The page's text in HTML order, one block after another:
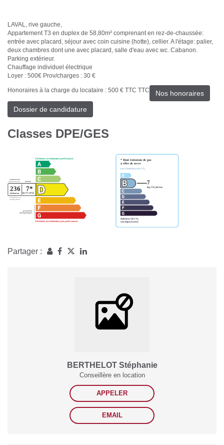
LAVAL, rive gauche,
Appartement T3 en duplex de 58,80m² comprenant en rez-de-chaussée:
entrée avec placard, séjour avec coin cuisine (hotte), cellier. A l'étage: palier,
deux chambres dont une avec placard, salle d'eau avec wc. Cabanon.
Parking extérieur.
Chauffage individuel électrique
Loyer : 500€ Prov/charges : 30 €
Honoraires à la charge du locataire : 500 € TTC TTC
Nos honoraires
Dossier de candidature
Classes DPE/GES
Partager :
BERTHELOT Stéphanie
Conseillère en location
APPELER
EMAIL